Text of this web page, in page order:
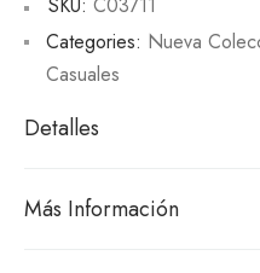
SKU: C03711
Categories: Nueva
Casuales
Detalles
Más Información